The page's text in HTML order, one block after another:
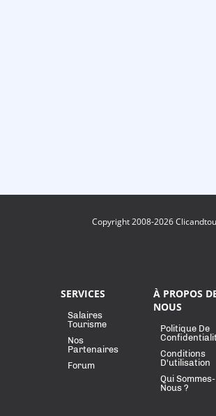
Copyright 2008-2026
SERVICES
Salaires
Tourisme
Nos
Partenaires
Forum
À PROPOS
NOUS
Politique De
Conditions
D'utilisation
Qui Sommes-
Nous ?